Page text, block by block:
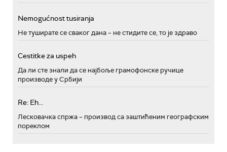
Nemogućnost tusiranja
Не туширате се сваког дана – не стидите се, то је здраво
Cestitke za uspeh
Да ли сте знали да се најбоље грамофонске ручице
производе у Србији
Re: Eh...
Лесковачка спржа – производ са заштићеним географским
пореклом